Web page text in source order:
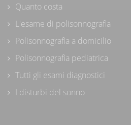
Quanto costa
L'esame di polisonnografia
Polisonnografia a domicilio
Polisonnografia pediatrica
Tutti gli esami diagnostici
I disturbi del sonno